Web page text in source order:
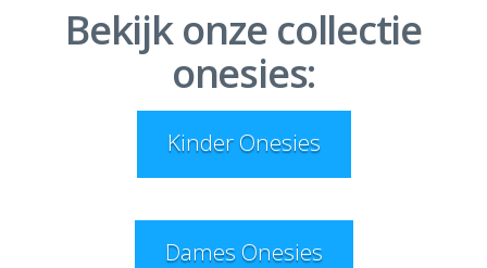
Bekijk onze collectie
onesies:
Kinder Onesies
Dames Onesies